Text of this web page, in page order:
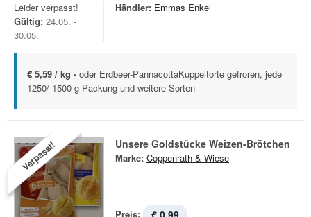
Leider verpasst!
Gültig: 24.05. -
30.05.
Händler: Emmas Enkel
€ 5,59 / kg - oder Erdbeer-PannacottaKuppeltorte gefroren, jede
1250/ 1500-g-Packung und weitere Sorten
Verpasst! Unsere Goldstücke Weizen-Brötchen
Marke: Coppenrath & Wiese
Preis: € 0,99